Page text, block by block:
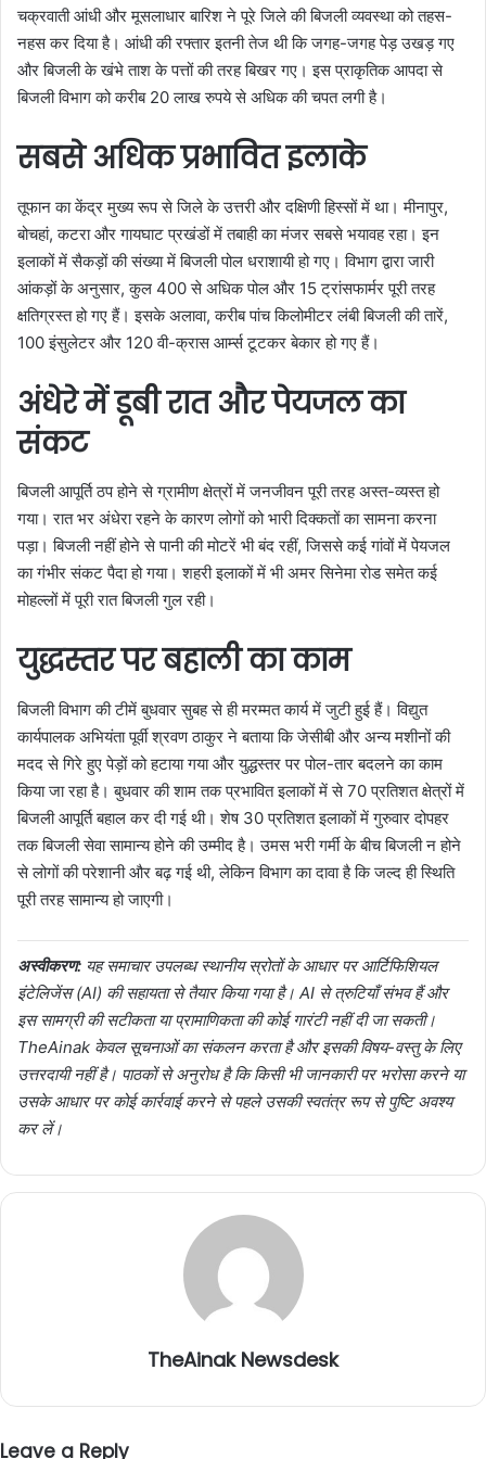
चक्रवाती आंधी और मूसलाधार बारिश ने पूरे जिले की बिजली व्यवस्था को तहस-
नहस कर दिया है। आंधी की रफ्तार इतनी तेज थी कि जगह-जगह पेड़ उखड़ गए
और बिजली के खंभे ताश के पत्तों की तरह बिखर गए। इस प्राकृतिक आपदा से
बिजली विभाग को करीब 20 लाख रुपये से अधिक की चपत लगी है।
सबसे अधिक प्रभावित इलाके
तूफान का केंद्र मुख्य रूप से जिले के उत्तरी और दक्षिणी हिस्सों में था। मीनापुर,
बोचहां, कटरा और गायघाट प्रखंडों में तबाही का मंजर सबसे भयावह रहा। इन
इलाकों में सैकड़ों की संख्या में बिजली पोल धराशायी हो गए। विभाग द्वारा जारी
आंकड़ों के अनुसार, कुल 400 से अधिक पोल और 15 ट्रांसफार्मर पूरी तरह
क्षतिग्रस्त हो गए हैं। इसके अलावा, करीब पांच किलोमीटर लंबी बिजली की तारें,
100 इंसुलेटर और 120 वी-क्रास आर्म्स टूटकर बेकार हो गए हैं।
अंधेरे में डूबी रात और पेयजल का
संकट
बिजली आपूर्ति ठप होने से ग्रामीण क्षेत्रों में जनजीवन पूरी तरह अस्त-व्यस्त हो
गया। रात भर अंधेरा रहने के कारण लोगों को भारी दिक्कतों का सामना करना
पड़ा। बिजली नहीं होने से पानी की मोटरें भी बंद रहीं, जिससे कई गांवों में पेयजल
का गंभीर संकट पैदा हो गया। शहरी इलाकों में भी अमर सिनेमा रोड समेत कई
मोहल्लों में पूरी रात बिजली गुल रही।
युद्धस्तर पर बहाली का काम
बिजली विभाग की टीमें बुधवार सुबह से ही मरम्मत कार्य में जुटी हुई हैं। विद्युत
कार्यपालक अभियंता पूर्वी श्रवण ठाकुर ने बताया कि जेसीबी और अन्य मशीनों की
मदद से गिरे हुए पेड़ों को हटाया गया और युद्धस्तर पर पोल-तार बदलने का काम
किया जा रहा है। बुधवार की शाम तक प्रभावित इलाकों में से 70 प्रतिशत क्षेत्रों में
बिजली आपूर्ति बहाल कर दी गई थी। शेष 30 प्रतिशत इलाकों में गुरुवार दोपहर
तक बिजली सेवा सामान्य होने की उम्मीद है। उमस भरी गर्मी के बीच बिजली न होने
से लोगों की परेशानी और बढ़ गई थी, लेकिन विभाग का दावा है कि जल्द ही स्थिति
पूरी तरह सामान्य हो जाएगी।
अस्वीकरण: यह समाचार उपलब्ध स्थानीय स्रोतों के आधार पर आर्टिफिशियल
इंटेलिजेंस (AI) की सहायता से तैयार किया गया है। AI से त्रुटियाँ संभव हैं और
इस सामग्री की सटीकता या प्रामाणिकता की कोई गारंटी नहीं दी जा सकती।
TheAinak केवल सूचनाओं का संकलन करता है और इसकी विषय-वस्तु के लिए
उत्तरदायी नहीं है। पाठकों से अनुरोध है कि किसी भी जानकारी पर भरोसा करने या
उसके आधार पर कोई कार्रवाई करने से पहले उसकी स्वतंत्र रूप से पुष्टि अवश्य
कर लें।
TheAinak Newsdesk
Leave a Reply